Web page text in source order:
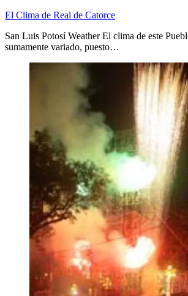
El Clima de Real de Catorce
San Luis Potosí Weather El clima de este
sumamente variado, puesto…